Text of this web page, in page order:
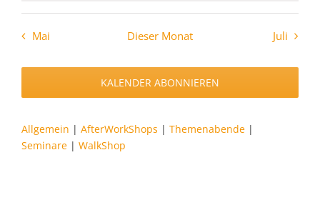
Mai Dieser Monat Juli
KALENDER ABONNIEREN
Allgemein | AfterWorkShops | Themenabende |
Seminare | WalkShop